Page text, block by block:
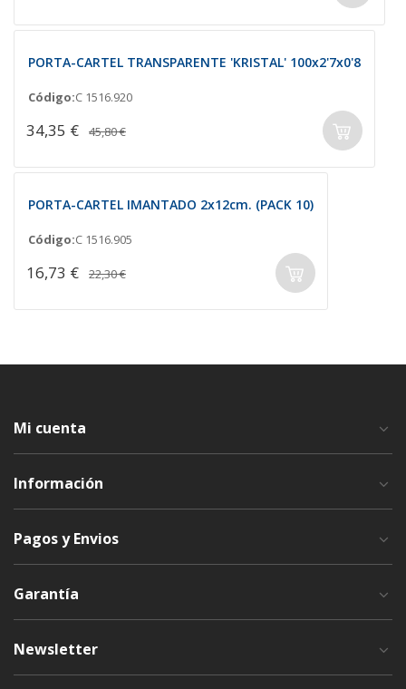
PORTA-CARTEL TRANSPARENTE 'KRISTAL' 100x2'7x0'8
Código:C 1516.920
34,35 € 45,80 €
PORTA-CARTEL IMANTADO 2x12cm. (PACK 10)
Código:C 1516.905
16,73 € 22,30 €
Mi cuenta
Información
Pagos y Envios
Garantía
Newsletter